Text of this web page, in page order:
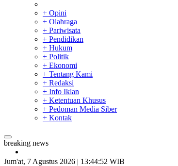
+ Opini
+ Olahraga
+ Pariwisata
+ Pendidikan
+ Hukum
+ Politik
+ Ekonomi
+ Tentang Kami
+ Redaksi
+ Info Iklan
+ Ketentuan Khusus
+ Pedoman Media Siber
+ Kontak
breaking news
SAR Padang Evakuasi Pelajar yang Terjebak
Jum'at, 7 Agustus 2026 | 13:44:53 WIB